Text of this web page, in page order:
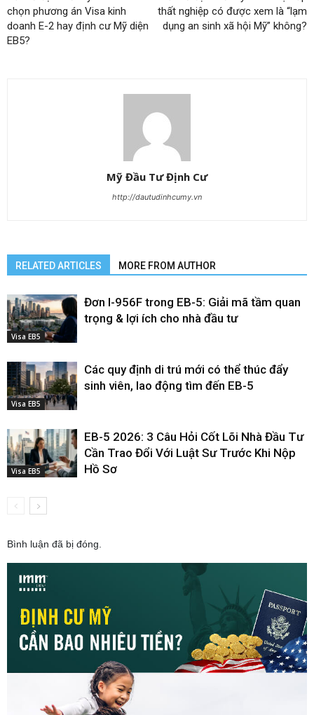
chọn phương án Visa kinh
doanh E-2 hay định cư Mỹ diện
EB5?
thất nghiệp có được xem là “lạm
dụng an sinh xã hội Mỹ” không?
Mỹ Đầu Tư Định Cư
http://dautudinhcumy.vn
RELATED ARTICLES MORE FROM AUTHOR
Visa EB5
Đơn I-956F trong EB-5: Giải mã tầm quan
trọng & lợi ích cho nhà đầu tư
Visa EB5
Các quy định di trú mới có thể thúc đẩy
sinh viên, lao động tìm đến EB-5
Visa EB5
EB-5 2026: 3 Câu Hỏi Cốt Lõi Nhà Đầu Tư
Cần Trao Đổi Với Luật Sư Trước Khi Nộp
Hồ Sơ
Bình luận đã bị đóng.